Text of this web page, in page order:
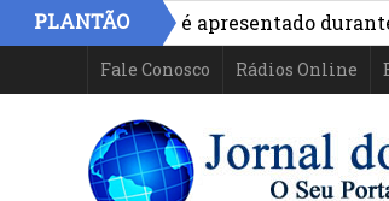
PLANTÃO
na Bahia é apresentado durante
Fale Conosco Rádios Online